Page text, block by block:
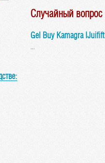
Случайный вопрос
Gel Buy Kamagra lJuifift